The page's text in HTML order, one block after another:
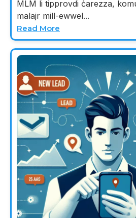
MLM li tipprovdi ċarezza,
malajr mill-ewwel...
Read More